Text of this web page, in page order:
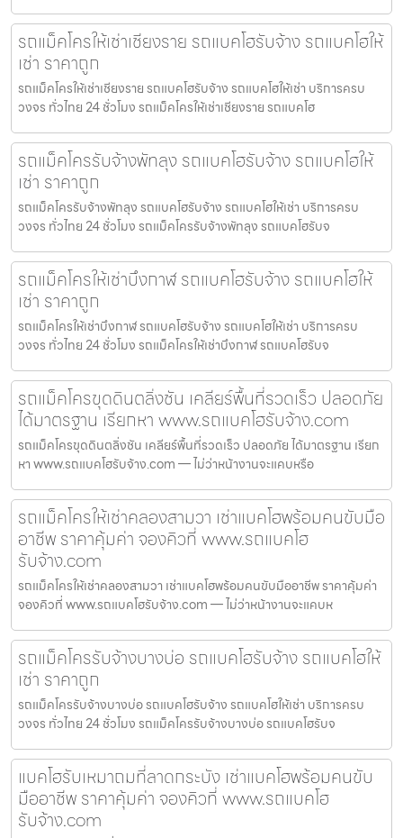
รถแม็คโครให้เช่าเชียงราย รถแบคโฮรับจ้าง รถแบคโฮให้
เช่า ราคาถูก
รถแม็คโครให้เช่าเชียงราย รถแบคโฮรับจ้าง รถแบคโฮให้เช่า บริการครบ
วงจร ทั่วไทย 24 ชั่วโมง รถแม็คโครให้เช่าเชียงราย รถแบคโฮ
รถแม็คโครรับจ้างพัทลุง รถแบคโฮรับจ้าง รถแบคโฮให้
เช่า ราคาถูก
รถแม็คโครรับจ้างพัทลุง รถแบคโฮรับจ้าง รถแบคโฮให้เช่า บริการครบ
วงจร ทั่วไทย 24 ชั่วโมง รถแม็คโครรับจ้างพัทลุง รถแบคโฮรับจ
รถแม็คโครให้เช่าบึงกาฬ รถแบคโฮรับจ้าง รถแบคโฮให้
เช่า ราคาถูก
รถแม็คโครให้เช่าบึงกาฬ รถแบคโฮรับจ้าง รถแบคโฮให้เช่า บริการครบ
วงจร ทั่วไทย 24 ชั่วโมง รถแม็คโครให้เช่าบึงกาฬ รถแบคโฮรับจ
รถแม็คโครขุดดินตลิ่งชัน เคลียร์พื้นที่รวดเร็ว ปลอดภัย
ได้มาตรฐาน เรียกหา www.รถแบคโฮรับจ้าง.com
รถแม็คโครขุดดินตลิ่งชัน เคลียร์พื้นที่รวดเร็ว ปลอดภัย ได้มาตรฐาน เรียก
หา www.รถแบคโฮรับจ้าง.com — ไม่ว่าหน้างานจะแคบหรือ
รถแม็คโครให้เช่าคลองสามวา เช่าแบคโฮพร้อมคนขับมือ
อาชีพ ราคาคุ้มค่า จองคิวที่ www.รถแบคโฮ
รับจ้าง.com
รถแม็คโครให้เช่าคลองสามวา เช่าแบคโฮพร้อมคนขับมืออาชีพ ราคาคุ้มค่า
จองคิวที่ www.รถแบคโฮรับจ้าง.com — ไม่ว่าหน้างานจะแคบห
รถแม็คโครรับจ้างบางบ่อ รถแบคโฮรับจ้าง รถแบคโฮให้
เช่า ราคาถูก
รถแม็คโครรับจ้างบางบ่อ รถแบคโฮรับจ้าง รถแบคโฮให้เช่า บริการครบ
วงจร ทั่วไทย 24 ชั่วโมง รถแม็คโครรับจ้างบางบ่อ รถแบคโฮรับจ
แบคโฮรับเหมาถมที่ลาดกระบัง เช่าแบคโฮพร้อมคนขับ
มืออาชีพ ราคาคุ้มค่า จองคิวที่ www.รถแบคโฮ
รับจ้าง.com